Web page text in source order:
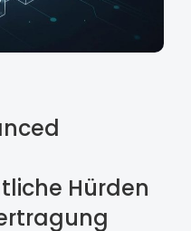
Hürden